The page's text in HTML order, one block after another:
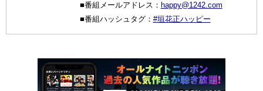
■番組メールアドレス： happy@1242.com
■番組ハッシュタグ： #垣花正ハッピー